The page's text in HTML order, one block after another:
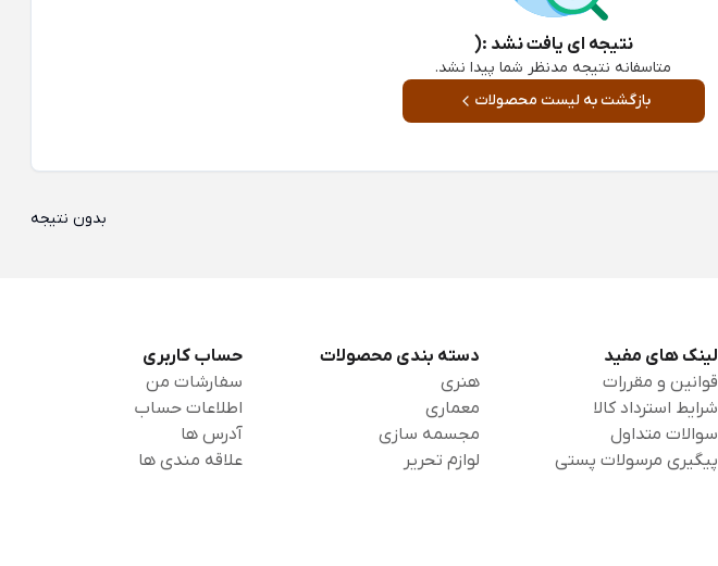
نتیجه ای یافت نشد :(
متاسفانه نتیجه مدنظر شما پیدا نشد.
بازگشت به لیست محصولات
بدون نتیجه
لینک های مفید
قوانین و مقررات
شرایط استرداد کالا
سوالات متداول
پیگیری مرسولات پستی
دسته بندی محصولات
هنری
معماری
مجسمه سازی
لوازم تحریر
حساب کاربری
سفارشات من
اطلاعات حساب
آدرس ها
علاقه مندی ها